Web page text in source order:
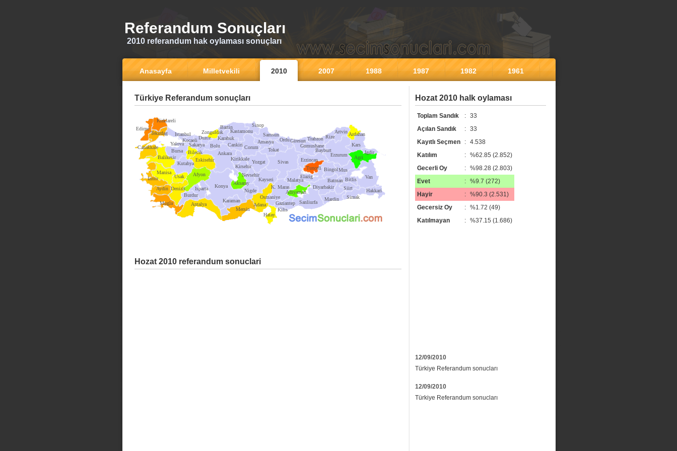
Referandum Sonuçları
2010 referandum hak oylaması sonuçları
Anasayfa Milletvekili 2010 2007 1988 1987 1982 1961
Türkiye Referandum sonuçları
Ankara
Kirklareli
Edirne
Tekirdag
Canakkale
Balikesir
Bursa
Istanbul
Kocaeli
Sakarya
Zonguldak
Bolu
Bilecik
Eskisehir
Kutahya
Manisa
Izmir
Aydin
Mugla
Denizli
Burdur
Usak Afyon
Isparta
Antalya
Konya
Mersin
Kirsehir
Cankiri
Kastamonu
Sinop
Corum
Yozgat
Nevsehir
Nigde
Adana
Hatay
K. Maras
Kayseri
Sivas
Tokat
Amasya
Samsun
OrduGiresun
Erzincan
Malatya
Gaziantep Sanliurfa
Adiyaman
Gumushane
Trabzon Rize
Erzurum
Artvin
Kars
Agri
Tunceli
Elazig
Diyarbakir
Mardin
Siirt
Bitlis
BingolMus
Van
Hakkari
Kirikkale
Bayburt
Karaman
Aksaray
Kilis
Ardahan
Duzce Karabuk
Bartin
Osmaniye
Igdir
Batman
Sirnak
Yalova
Hozat 2010 referandum sonuclari
Hozat 2010 halk oylaması
Toplam Sandık : 33
Açılan Sandık
: 33
Kayıtlı Seçmen
: 4.538
Katılım
: %62.85 (2.852)
Gecerli Oy
: %98.28 (2.803)
Evet
: %9.7 (272)
Hayir
: %90.3 (2.531)
Gecersiz Oy
: %1.72 (49)
Katılmayan
: %37.15 (1.686)
12/09/2010
Türkiye Referandum sonucları
12/09/2010
Türkiye Referandum sonucları